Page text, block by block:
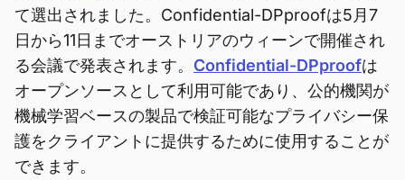
て選出されました。Confidential-DPproofは5月7
日から11日までオーストリアのウィーンで開催され
る会議で発表されます。 Confidential-DPproofは
オープンソースとして利用可能であり、公的機関が
機械学習ベースの製品で検証可能なプライバシー保
護をクライアントに提供するために使用することが
できます。